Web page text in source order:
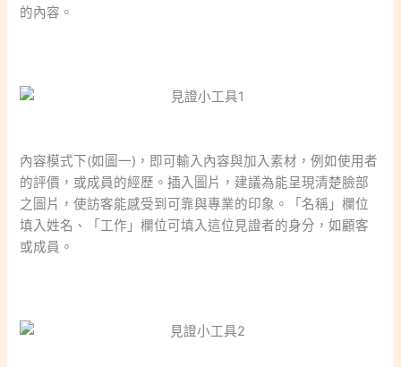
的內容。
內容模式下(如圖一)，即可輸入內容與加入素材，例如使用者
的評價，或成員的經歷。插入圖片，建議為能呈現清楚臉部
之圖片，使訪客能感受到可靠與專業的印象。「名稱」欄位
填入姓名、「工作」欄位可填入這位見證者的身分，如顧客
或成員。